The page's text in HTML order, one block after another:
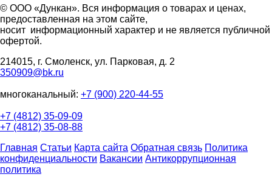
© ООО «Дункан». Вся информация о товарах и ценах,
предоставленная на этом сайте,
носит информационный характер и не является публичной
офертой.
214015, г. Смоленск, ул. Парковая, д. 2
350909@bk.ru
многоканальный: +7 (900) 220-44-55
+7 (4812) 35-09-09
+7 (4812) 35-08-88
Главная Статьи Карта сайта Обратная связь Политика
конфиденциальности Вакансии Антикоррупционная
политика